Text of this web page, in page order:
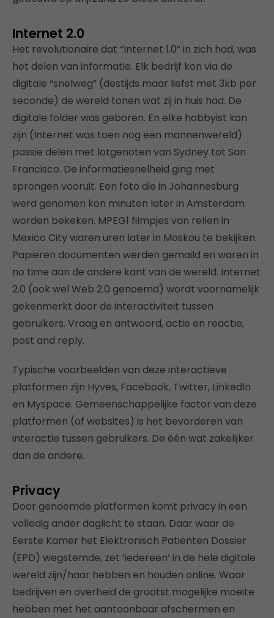
Internet 2.0
Het revolutionaire dat “Internet 1.0” in zich had, was
het delen van informatie. Elk bedrijf kon via de
digitale “snelweg” (destijds maar liefst met 3kb per
seconde) de wereld tonen wat zij in huis had. De
digitale folder was geboren. En elke hobbyist kon
zijn (Internet was toen nog een mannenwereld)
passie delen met lotgenoten van Sydney tot San
Francisco. De informatiesnelheid ging met
sprongen vooruit. Een foto die in Johannesburg
werd genomen kon minuten later in Amsterdam
worden bekeken. MPEG1 filmpjes van rellen in
Mexico City waren uren later in Moskou te bekijken.
Papieren documenten werden gemaild en waren in
no time aan de andere kant van de wereld. Internet
2.0 (ook wel Web 2.0 genoemd) wordt voornamelijk
gekenmerkt door de interactiviteit tussen
gebruikers. Vraag en antwoord, actie en reactie,
post and reply.
Typische voorbeelden van deze interactieve
platformen zijn Hyves, Facebook, Twitter, LinkedIn
en Myspace. Gemeenschappelijke factor van deze
platformen (of websites) is het bevorderen van
interactie tussen gebruikers. De één wat zakelijker
dan de andere.
Privacy
Door genoemde platformen komt privacy in een
volledig ander daglicht te staan. Daar waar de
Eerste Kamer het Elektronisch Patiënten Dossier
(EPD) wegstemde, zet ‘iedereen’ in de hele digitale
wereld zijn/haar hebben en houden online. Waar
bedrijven en overheid de grootst mogelijke moeite
hebben met het aantoonbaar afschermen en